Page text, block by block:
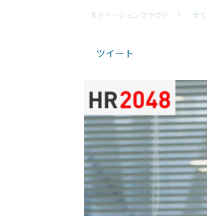
モチベーションクラウド 全
ツイート